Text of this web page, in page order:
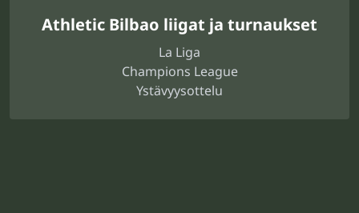
Athletic Bilbao liigat ja turnaukset
La Liga
Champions League
Ystävyysottelu